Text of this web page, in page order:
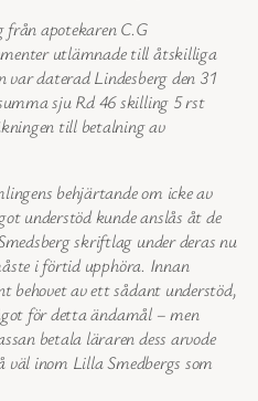
från apotekaren C.G
utlämnade till åtskilliga
var daterad Lindesberg den 31
sju Rd 46 skilling 5 rst
till betalning av
behjärtande om icke av
understöd kunde anslås åt de
skriftlag under deras nu
i förtid upphöra. Innan
behovet av ett sådant understöd,
för detta ändamål – men
betala läraren dess arvode
inom Lilla Smedbergs som